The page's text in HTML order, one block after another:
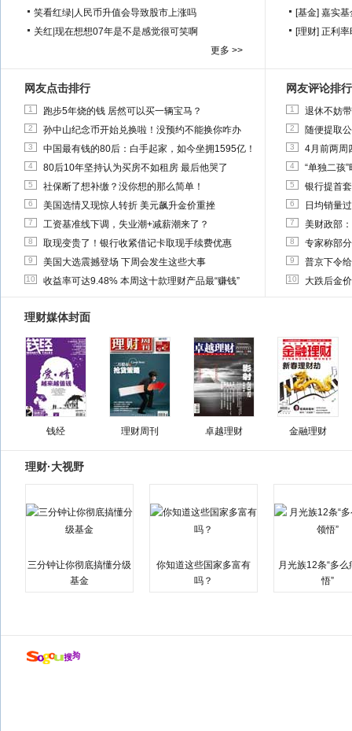
笑看红绿 人民币升值会导致股市上涨吗
关红 现在想想07年是不是感觉很可笑啊
更多 >>
[基金] 嘉实基
[理财] 正利率
网友点击排行
1 跑步5年烧的钱 居然可以买一辆宝马？
2 孙中山纪念币开始兑换啦！没预约不能换你咋办
3 中国最有钱的80后：白手起家，如今坐拥1595亿！
4 80后10年坚持认为买房不如租房 最后他哭了
5 社保断了想补缴？没你想的那么简单！
6 美国选情又现惊人转折 美元飙升金价重挫
7 工资基准线下调，失业潮+减薪潮来了？
8 取现变贵了！银行收紧借记卡取现手续费优惠
9 美国大选震撼登场 下周会发生这些大事
10 收益率可达9.48% 本周这十款理财产品最“赚钱”
网友评论排行
1 退休不妨
2 随便提取
3 4月前两周
4 “单独二孩
5 银行提首
6 日均销量
7 美财政部
8 专家称部
9 普京下令
10 大跌后金
理财媒体封面
钱经 理财周刊 卓越理财 金融理财
理财·大视野
三分钟让你彻底搞懂分级
基金
你知道这些国家多富有
吗？
月光族12条“多么
悟”